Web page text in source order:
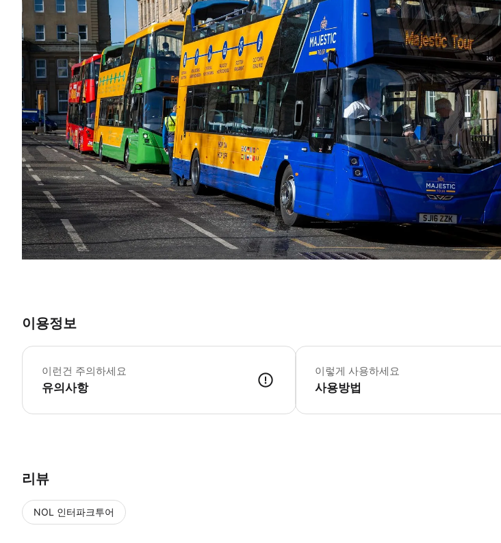
이용정보
이런건 주의하세요
유의사항
에든버러 홉온홉오프 버스 1번 정류장에서 첫 출
이렇게 사용하세요
사용방법
리뷰
NOL 인터파크투어